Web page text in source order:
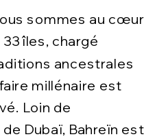
sommes au cœur
îles, chargé
ancestrales
millénaire est
Loin de
Dubaï, Bahreïn est